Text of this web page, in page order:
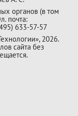
органов (в том
почта:
633-57-57
2026.
сайта без